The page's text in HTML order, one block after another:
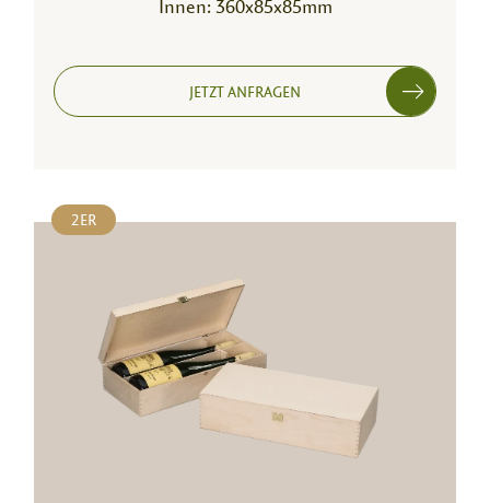
Innen: 360x85x85mm
JETZT ANFRAGEN
2ER